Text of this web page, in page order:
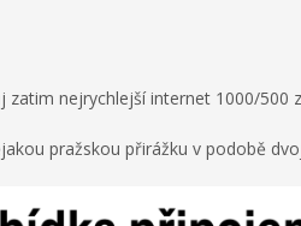
nejrychlejší internet 1000/500
pražskou přirážku v podobě